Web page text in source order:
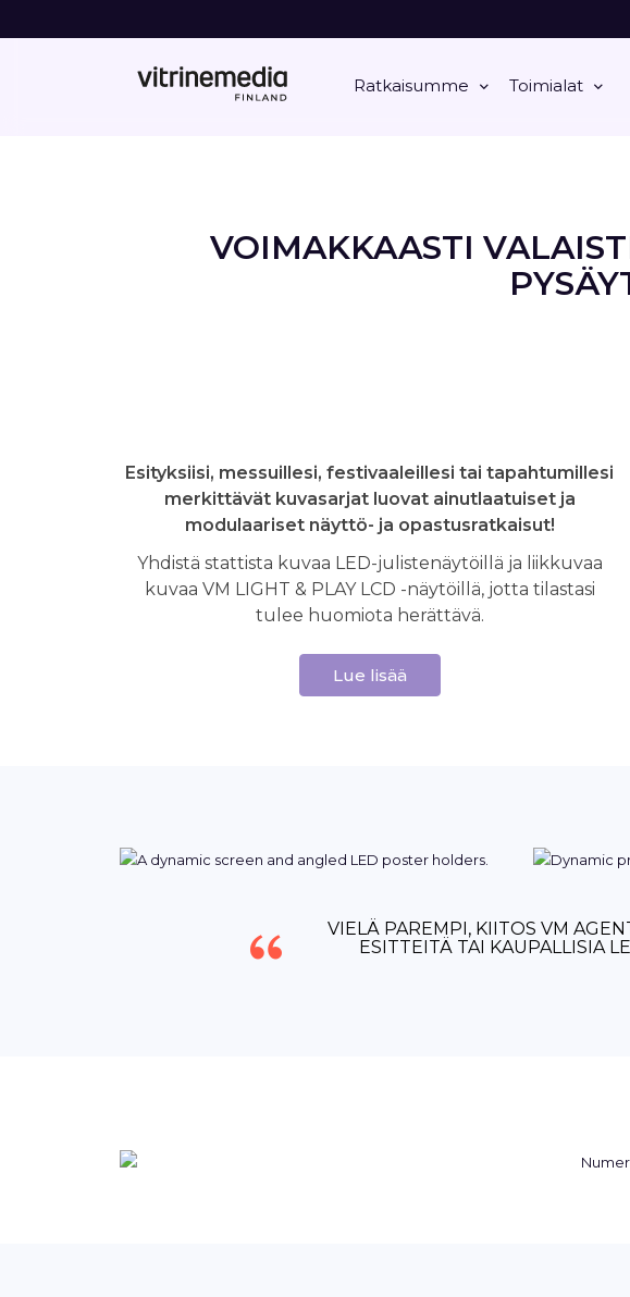
Ratkaisumme Toimialat
VOIMAKKAASTI
Esityksiisi, messuillesi, festivaaleillesi tai tapahtumillesi
merkittävät kuvasarjat luovat ainutlaatuiset ja
modulaariset näyttö- ja opastusratkaisut!
Yhdistä stattista kuvaa LED-julistenäytöillä ja liikkuvaa
kuvaa VM LIGHT & PLAY LCD -näytöillä, jotta tilastasi
tulee huomiota herättävä.
Lue lisää
VIELÄ PAREMPI, KIITOS VM
ESITTEITÄ TAI KAUPALLISIA